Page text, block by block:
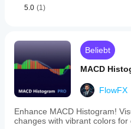
5.0 (1)
Beliebt
MACD
FlowFX
Enhance MACD Histogram!
changes with vibrant colors for